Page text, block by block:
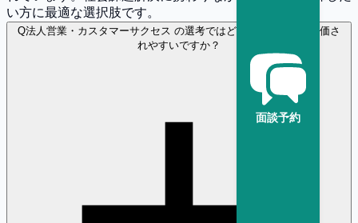
面談予約
い方に最適な選択肢です。
Q法人営業・カスタマーサクセス の選考ではどのような経験が評価さ
れやすいですか？